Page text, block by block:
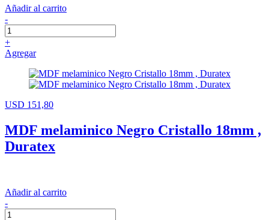
Añadir al carrito
-
+
Agregar
USD 151,80
MDF melaminico Negro Cristallo 18mm ,
Duratex
Añadir al carrito
-